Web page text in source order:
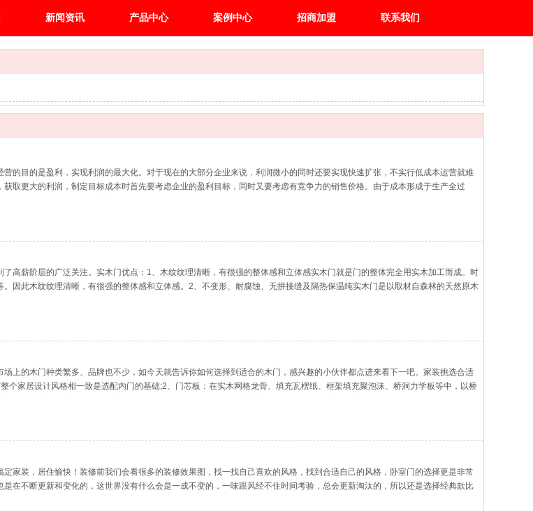
新闻资讯 产品中心 案例中心 招商加盟 联系我们
的目的是盈利，实现利润的最大化。对于现在的大部分企业来说，利润微小的同时还要实现快速扩张，不实行低成本运营就难
取更大的利润，制定目标成本时首先要考虑企业的盈利目标，同时又要考虑有竞争力的销售价格。由于成本形成于生产全过
标成本层层分解到各个部门甚至个人。成本控制要减少目标不明确的项目和任务，在企业目标清晰的情
高薪阶层的广泛关注。实木门优点：1、木纹纹理清晰，有很强的整体感和立体感实木门就是门的整体完全用实木加工而成。时
因此木纹纹理清晰，有很强的整体感和立体感。2、不变形、耐腐蚀、无拼接缝及隔热保温纯实木门是以取材自森林的天然原木
等工序科学加工而成。纯实木门选用的多是名贵木材，如樱桃木、桃花蕊、胡桃木、橡胶木、金丝
上的木门种类繁多、品牌也不少，如今天就告诉你如何选择到适合的木门，感兴趣的小伙伴都点进来看下一吧。家装挑选合适
个家居设计风格相一致是选配内门的基础;2、门芯板：在实木网格龙骨、填充瓦楞纸、框架填充聚泡沫、桥洞力学板等中，以桥
不对。实木复合门采取天然实木，重量轻可以达到同等规格纯实木门重量的50%;4、内门专用密封条
家装，居住愉快！装修前我们会看很多的装修效果图，找一找自己喜欢的风格，找到合适自己的风格，卧室门的选择更是非常
在不断更新和变化的，这世界没有什么会是一成不变的，一味跟风经不住时间考验，总会更新淘汰的，所以还是选择经典款比
时尚的款式。首先，我们可以来看一下这款家装的效果图，白色卧室门是采用非常文艺的法国灰材质